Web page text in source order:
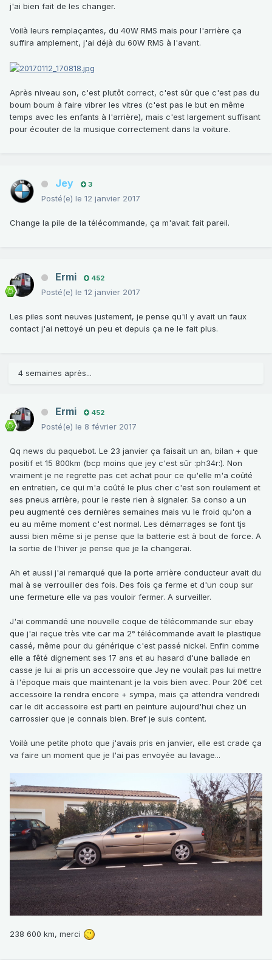
j'ai bien fait de les changer.
Voilà leurs remplaçantes, du 40W RMS mais pour l'arrière ça
suffira amplement, j'ai déjà du 60W RMS à l'avant.
Après niveau son, c'est plutôt correct, c'est sûr que c'est pas du
boum boum à faire vibrer les vitres (c'est pas le but en même
temps avec les enfants à l'arrière), mais c'est largement suffisant
pour écouter de la musique correctement dans la voiture.
Jey 3
Posté(e) le 12 janvier 2017
Change la pile de la télécommande, ça m'avait fait pareil.
Ermi 452
Posté(e) le 12 janvier 2017
Les piles sont neuves justement, je pense qu'il y avait un faux
contact j'ai nettoyé un peu et depuis ça ne le fait plus.
4 semaines après...
Ermi 452
Posté(e) le 8 février 2017
Qq news du paquebot. Le 23 janvier ça faisait un an, bilan + que
positif et 15 800km (bcp moins que jey c'est sûr :ph34r:). Non
vraiment je ne regrette pas cet achat pour ce qu'elle m'a coûté
en entretien, ce qui m'a coûté le plus cher c'est son roulement et
ses pneus arrière, pour le reste rien à signaler. Sa conso a un
peu augmenté ces dernières semaines mais vu le froid qu'on a
eu au même moment c'est normal. Les démarrages se font tjs
aussi bien même si je pense que la batterie est à bout de force. A
la sortie de l'hiver je pense que je la changerai.
Ah et aussi j'ai remarqué que la porte arrière conducteur avait du
mal à se verrouiller des fois. Des fois ça ferme et d'un coup sur
une fermeture elle va pas vouloir fermer. A surveiller.
J'ai commandé une nouvelle coque de télécommande sur ebay
que j'ai reçue très vite car ma 2° télécommande avait le plastique
cassé, même pour du générique c'est passé nickel. Enfin comme
elle a fêté dignement ses 17 ans et au hasard d'une ballade en
casse je lui ai pris un accessoire que Jey ne voulait pas lui mettre
à l'époque mais que maintenant je la vois bien avec. Pour 20€ cet
accessoire la rendra encore + sympa, mais ça attendra vendredi
car le dit accessoire est parti en peinture aujourd'hui chez un
carrossier que je connais bien. Bref je suis content.
Voilà une petite photo que j'avais pris en janvier, elle est crade ça
va faire un moment que je l'ai pas envoyée au lavage...
238 600 km, merci